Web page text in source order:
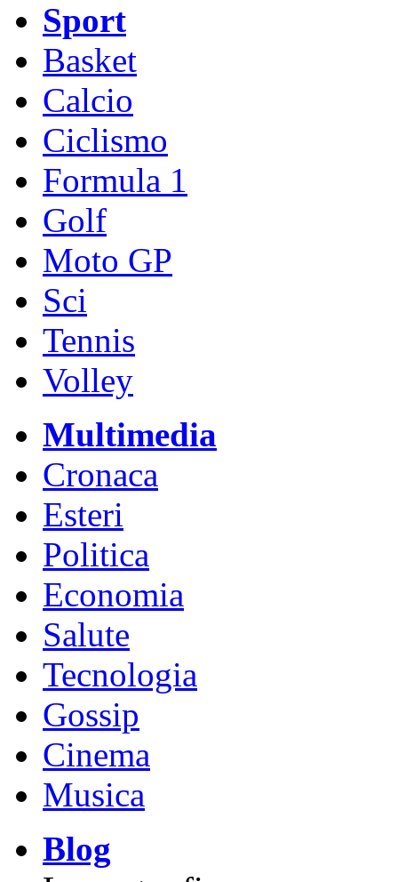
Sport
Basket
Calcio
Ciclismo
Formula 1
Golf
Moto GP
Sci
Tennis
Volley
Multimedia
Cronaca
Esteri
Politica
Economia
Salute
Tecnologia
Gossip
Cinema
Musica
Blog